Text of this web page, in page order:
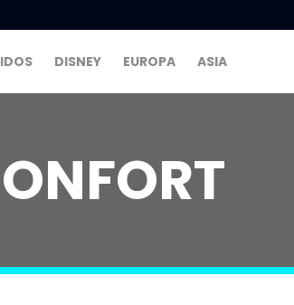
DISNEY EUROPA ASIA